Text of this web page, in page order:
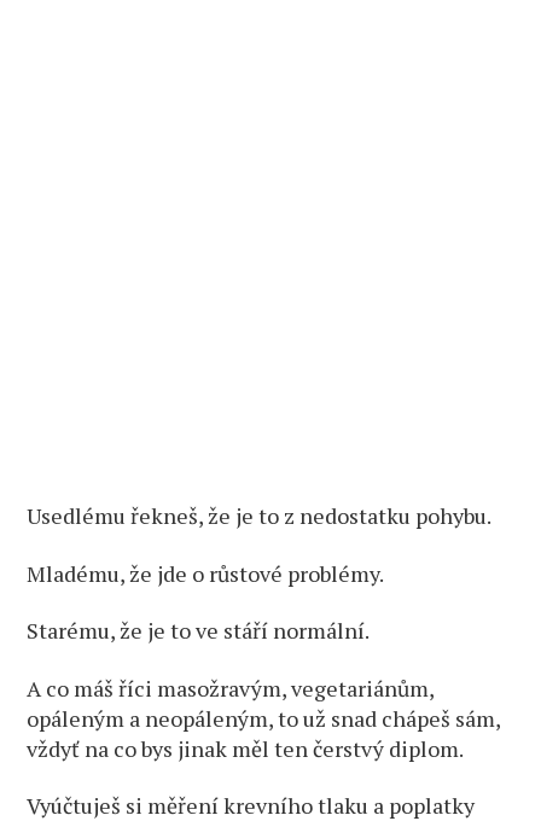
Usedlému řekneš, že je to z nedostatku pohybu.
Mladému, že jde o růstové problémy.
Starému, že je to ve stáří normální.
A co máš říci masožravým, vegetariánům,
opáleným a neopáleným, to už snad chápeš sám,
vždyť na co bys jinak měl ten čerstvý diplom.
Vyúčtuješ si měření krevního tlaku a poplatky